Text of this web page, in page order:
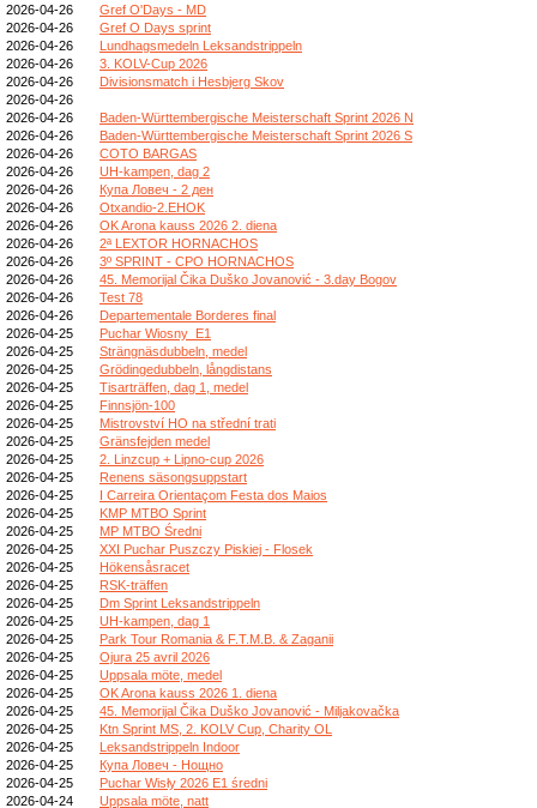
2026-04-26
Gref O'Days - MD
2026-04-26
Gref O Days sprint
2026-04-26
Lundhagsmedeln Leksandstrippeln
2026-04-26
3. KOLV-Cup 2026
2026-04-26
Divisionsmatch i Hesbjerg Skov
2026-04-26
2026-04-26
Baden-Württembergische Meisterschaft Sprint 2026 N
2026-04-26
Baden-Württembergische Meisterschaft Sprint 2026 S
2026-04-26
COTO BARGAS
2026-04-26
UH-kampen, dag 2
2026-04-26
Купа Ловеч - 2 ден
2026-04-26
Otxandio-2.EHOK
2026-04-26
OK Arona kauss 2026 2. diena
2026-04-26
2ª LEXTOR HORNACHOS
2026-04-26
3º SPRINT - CPO HORNACHOS
2026-04-26
45. Memorijal Čika Duško Jovanović - 3.day Bogov
2026-04-26
Test 78
2026-04-26
Departementale Borderes final
2026-04-25
Puchar Wiosny_E1
2026-04-25
Strängnäsdubbeln, medel
2026-04-25
Grödingedubbeln, långdistans
2026-04-25
Tisarträffen, dag 1, medel
2026-04-25
Finnsjön-100
2026-04-25
Mistrovství HO na střední trati
2026-04-25
Gränsfejden medel
2026-04-25
2. Linzcup + Lipno-cup 2026
2026-04-25
Renens säsongsuppstart
2026-04-25
I Carreira Orientaçom Festa dos Maios
2026-04-25
KMP MTBO Sprint
2026-04-25
MP MTBO Średni
2026-04-25
XXI Puchar Puszczy Piskiej - Flosek
2026-04-25
Hökensåsracet
2026-04-25
RSK-träffen
2026-04-25
Dm Sprint Leksandstrippeln
2026-04-25
UH-kampen, dag 1
2026-04-25
Park Tour Romania & F.T.M.B. & Zaganii
2026-04-25
Ojura 25 avril 2026
2026-04-25
Uppsala möte, medel
2026-04-25
OK Arona kauss 2026 1. diena
2026-04-25
45. Memorijal Čika Duško Jovanović - Miljakovačka
2026-04-25
Ktn Sprint MS, 2. KOLV Cup, Charity OL
2026-04-25
Leksandstrippeln Indoor
2026-04-25
Купа Ловеч - Нощно
2026-04-25
Puchar Wisły 2026 E1 średni
2026-04-24
Uppsala möte, natt